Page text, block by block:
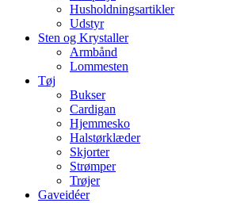
Husholdningsartikler
Udstyr
Sten og Krystaller
Armbånd
Lommesten
Tøj
Bukser
Cardigan
Hjemmesko
Halstørklæder
Skjorter
Strømper
Trøjer
Gaveidéer